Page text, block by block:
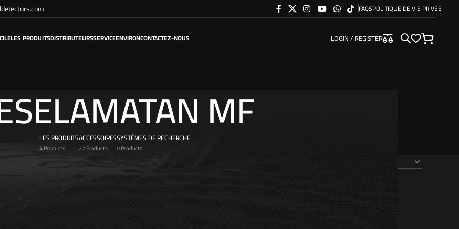
FAQSPOLITIQUE DE VIE PRIVEE
LES PRODUITSDISTRIBUTEURSSERVICEENVIRONCONTACTEZ-NOUS LOGIN / REGISTER
MF
LES PRODUITS
4 Products
ACCESSOIRES
27 Products
SYSTÈMES DE RECHERCHE
0 Products
identifiés “KESELAMATAN MF”